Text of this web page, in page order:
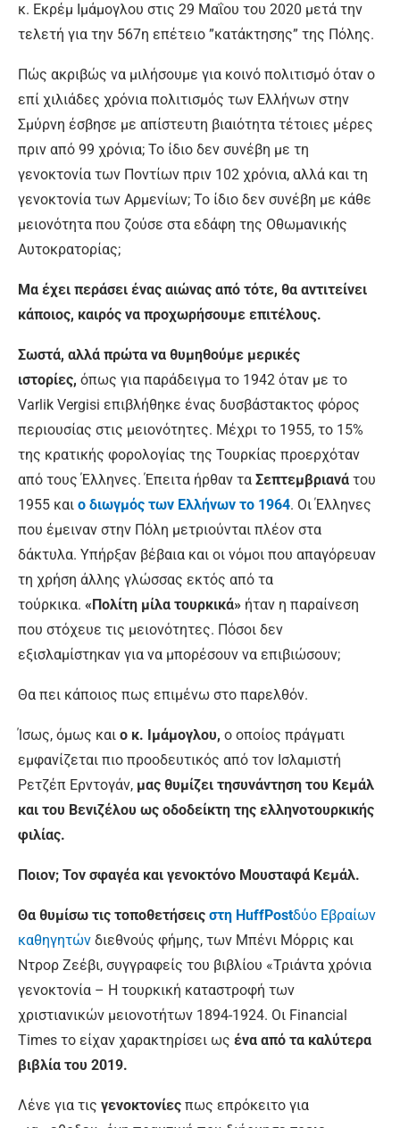
κ. Εκρέμ Ιμάμογλου στις 29 Μαΐου του 2020 μετά την
τελετή για την 567η επέτειο ”κατάκτησης” της Πόλης.
Πώς ακριβώς να μιλήσουμε για κοινό πολιτισμό όταν ο
επί χιλιάδες χρόνια πολιτισμός των Ελλήνων στην
Σμύρνη έσβησε με απίστευτη βιαιότητα τέτοιες μέρες
πριν από 99 χρόνια; Το ίδιο δεν συνέβη με τη
γενοκτονία των Ποντίων πριν 102 χρόνια, αλλά και τη
γενοκτονία των Αρμενίων; Το ίδιο δεν συνέβη με κάθε
μειονότητα που ζούσε στα εδάφη της Οθωμανικής
Αυτοκρατορίας;
Μα έχει περάσει ένας αιώνας από τότε, θα αντιτείνει
κάποιος, καιρός να προχωρήσουμε επιτέλους.
Σωστά, αλλά πρώτα να θυμηθούμε μερικές
ιστορίες, όπως για παράδειγμα το 1942 όταν με το
Varlik Vergisi επιβλήθηκε ένας δυσβάστακτος φόρος
περιουσίας στις μειονότητες. Μέχρι το 1955, το 15%
της κρατικής φορολογίας της Τουρκίας προερχόταν
από τους Έλληνες. Έπειτα ήρθαν τα Σεπτεμβριανά του
1955 και ο διωγμός των Ελλήνων το 1964. Οι Έλληνες
που έμειναν στην Πόλη μετριούνται πλέον στα
δάκτυλα. Υπήρξαν βέβαια και οι νόμοι που απαγόρευαν
τη χρήση άλλης γλώσσας εκτός από τα
τούρκικα. «Πολίτη μίλα τουρκικά» ήταν η παραίνεση
που στόχευε τις μειονότητες. Πόσοι δεν
εξισλαμίστηκαν για να μπορέσουν να επιβιώσουν;
Θα πει κάποιος πως επιμένω στο παρελθόν.
Ίσως, όμως και ο κ. Ιμάμογλου, ο οποίος πράγματι
εμφανίζεται πιο προοδευτικός από τον Ισλαμιστή
Ρετζέπ Ερντογάν, μας θυμίζει τησυνάντηση του Κεμάλ
και του Βενιζέλου ως οδοδείκτη της ελληνοτουρκικής
φιλίας.
Ποιον; Τον σφαγέα και γενοκτόνο Μουσταφά Κεμάλ.
Θα θυμίσω τις τοποθετήσεις στη HuffPostδύο Εβραίων
καθηγητών διεθνούς φήμης, των Μπένι Μόρρις και
Ντρορ Ζεέβι, συγγραφείς του βιβλίου «Τριάντα χρόνια
γενοκτονία – Η τουρκική καταστροφή των
χριστιανικών μειονοτήτων 1894-1924. Οι Financial
Times το είχαν χαρακτηρίσει ως ένα από τα καλύτερα
βιβλία του 2019.
Λένε για τις γενοκτονίες πως επρόκειτο για